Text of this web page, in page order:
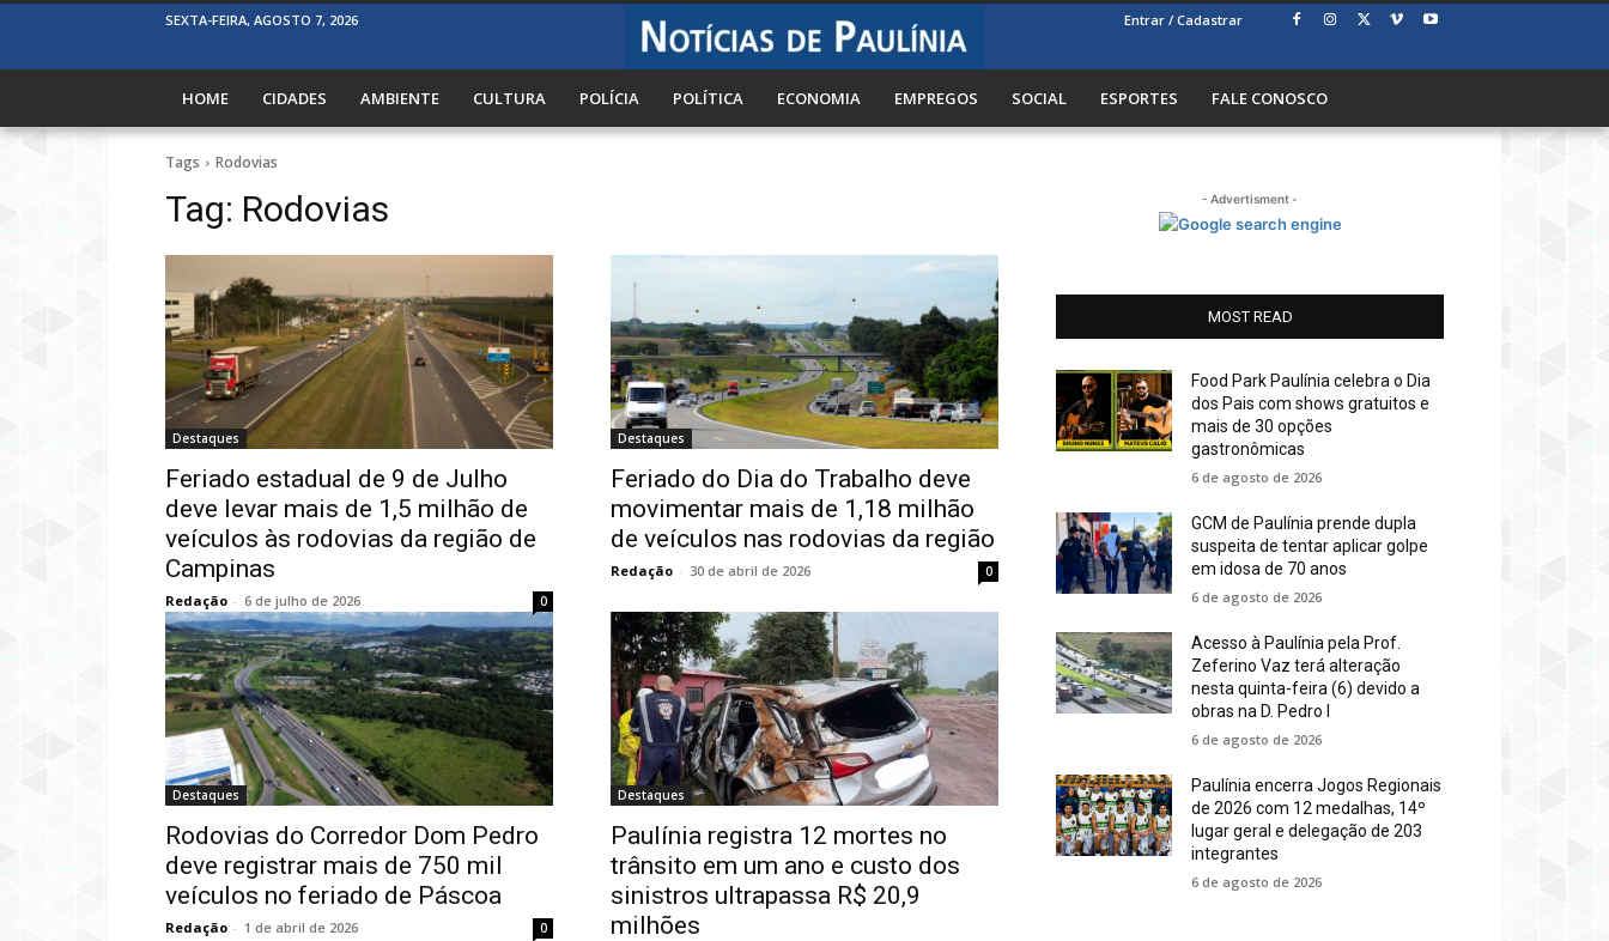
SEXTA-FEIRA, AGOSTO 7, 2026 Entrar / Cadastrar
HOME CIDADES AMBIENTE CULTURA POLÍCIA POLÍTICA ECONOMIA EMPREGOS SOCIAL ESPORTES FALE CONOSCO
Tags Rodovias
Tag: Rodovias
Destaques
Feriado estadual de 9 de Julho
deve levar mais de 1,5 milhão de
veículos às rodovias da região de
Campinas
Redação - 6 de julho de 2026 0
Destaques
Feriado do Dia do Trabalho deve
movimentar mais de 1,18 milhão
de veículos nas rodovias da região
Redação - 30 de abril de 2026 0
Destaques
Rodovias do Corredor Dom Pedro
deve registrar mais de 750 mil
veículos no feriado de Páscoa
Redação - 1 de abril de 2026 0
Destaques
Paulínia registra 12 mortes no
trânsito em um ano e custo dos
sinistros ultrapassa R$ 20,9
milhões
- Advertisment -
MOST READ
Food Park Paulínia celebra o Dia
dos Pais com shows gratuitos e
mais de 30 opções
gastronômicas
6 de agosto de 2026
GCM de Paulínia prende dupla
suspeita de tentar aplicar golpe
em idosa de 70 anos
6 de agosto de 2026
Acesso à Paulínia pela Prof.
Zeferino Vaz terá alteração
nesta quinta-feira (6) devido a
obras na D. Pedro I
6 de agosto de 2026
Paulínia encerra Jogos Regionais
de 2026 com 12 medalhas, 14º
lugar geral e delegação de 203
integrantes
6 de agosto de 2026